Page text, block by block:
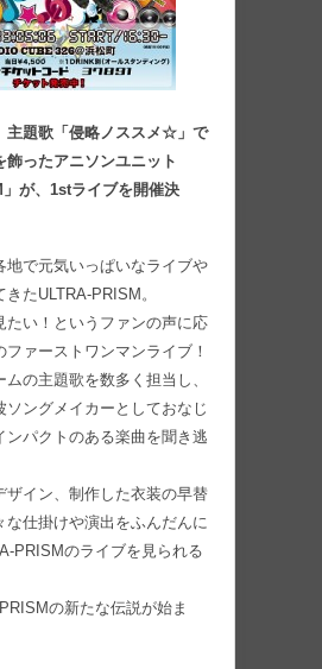
主題歌「侵略ノススメ☆」で
飾ったアニソンユニット
」が、1stライブを開催決
地で元気いっぱいなライブや
たULTRA-PRISM。
たい！というファンの声に応
ファーストワンマンライブ！
の主題歌を数多く担当し、
ソングメイカーとしておなじ
ンパクトのある楽曲を聞き逃
ザイン、制作した衣装の早替
仕掛けや演出をふんだんに
PRISMのライブを見られる
の新たな伝説が始ま